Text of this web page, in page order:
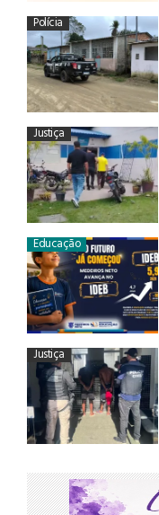
Polícia
Justiça
Educação
Justiça